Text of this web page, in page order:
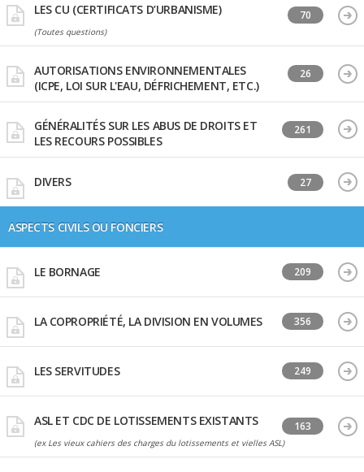
LES CU (CERTIFICATS D’URBANISME)
(Toutes questions)
70
AUTORISATIONS ENVIRONNEMENTALES
(ICPE, LOI SUR L'EAU, DÉFRICHEMENT, ETC.)
26
GÉNÉRALITÉS SUR LES ABUS DE DROITS ET
LES RECOURS POSSIBLES
261
DIVERS 27
ASPECTS CIVILS OU FONCIERS
LE BORNAGE 209
LA COPROPRIÉTÉ, LA DIVISION EN VOLUMES 356
LES SERVITUDES 249
ASL ET CDC DE LOTISSEMENTS EXISTANTS
(ex Les vieux cahiers des charges du lotissements et vielles ASL)
163